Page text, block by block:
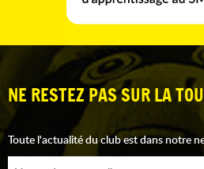
NE RESTEZ PAS SUR LA
Toute l'actualité du club est dans notre